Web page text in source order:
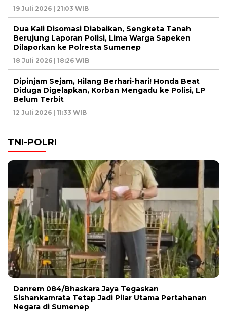
19 Juli 2026 | 21:03 WIB
Dua Kali Disomasi Diabaikan, Sengketa Tanah
Berujung Laporan Polisi, Lima Warga Sapeken
Dilaporkan ke Polresta Sumenep
18 Juli 2026 | 18:26 WIB
Dipinjam Sejam, Hilang Berhari-hari! Honda Beat
Diduga Digelapkan, Korban Mengadu ke Polisi, LP
Belum Terbit
12 Juli 2026 | 11:33 WIB
TNI-POLRI
Danrem 084/Bhaskara Jaya Tegaskan
Sishankamrata Tetap Jadi Pilar Utama Pertahanan
Negara di Sumenep